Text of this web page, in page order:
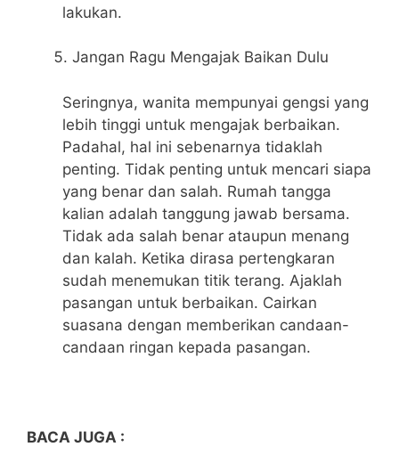
lakukan.
Jangan Ragu Mengajak Baikan Dulu
Seringnya, wanita mempunyai gengsi yang
lebih tinggi untuk mengajak berbaikan.
Padahal, hal ini sebenarnya tidaklah
penting. Tidak penting untuk mencari siapa
yang benar dan salah. Rumah tangga
kalian adalah tanggung jawab bersama.
Tidak ada salah benar ataupun menang
dan kalah. Ketika dirasa pertengkaran
sudah menemukan titik terang. Ajaklah
pasangan untuk berbaikan. Cairkan
suasana dengan memberikan candaan-
candaan ringan kepada pasangan.
BACA JUGA :